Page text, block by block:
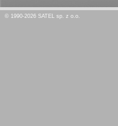
© 1990-2026 SATEL sp. z o.o.